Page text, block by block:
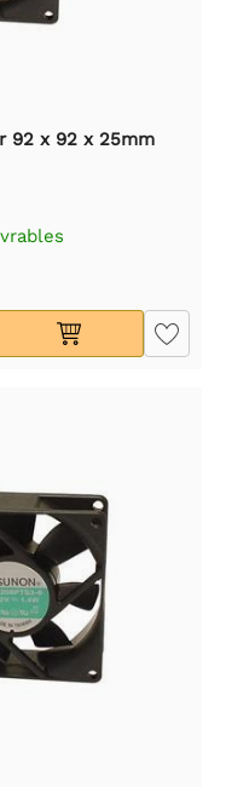
92 x 92 x 25mm